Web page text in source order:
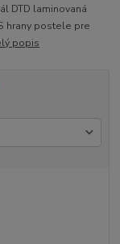
DTD laminovaná
hrany postele pre
popis